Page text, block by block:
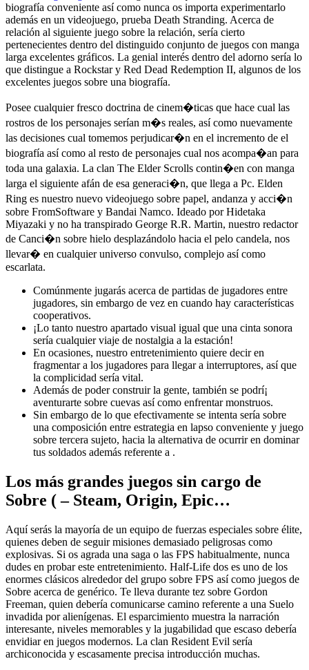
biografía conveniente así­ como nunca os importa experimentarlo
además en un videojuego, prueba Death Stranding. Acerca de
relación al siguiente juego sobre la relación, serí­a cierto
pertenecientes dentro del distinguido conjunto de juegos con manga
larga excelentes gráficos. La genial interés dentro del adorno serí­a lo
que distingue a Rockstar y Red Dead Redemption II, algunos de los
excelentes juegos sobre una biografía.
Posee cualquier fresco doctrina de cinem�ticas que hace cual las
rostros de los personajes serían m�s reales, así­ como nuevamente
las decisiones cual tomemos perjudicar�n en el incremento de el
biografía así­ como al resto de personajes cual nos acompa�an para
toda una galaxia. La clan The Elder Scrolls contin�en con manga
larga el siguiente afán de esa generaci�n, que llega a Pc. Elden
Ring es nuestro nuevo videojuego sobre papel, andanza y acci�n
sobre FromSoftware y Bandai Namco. Ideado por Hidetaka
Miyazaki y no ha transpirado George R.R. Martin, nuestro redactor
de Canci�n sobre hielo desplazándolo hacia el pelo candela, nos
llevar� en cualquier universo convulso, complejo así­ como
escarlata.
Comúnmente jugarás acerca de partidas de jugadores entre
jugadores, sin embargo de vez en cuando hay características
cooperativos.
¡Lo tanto nuestro apartado visual igual que una cinta sonora
serí­a cualquier viaje de nostalgia a la estación!
En ocasiones, nuestro entretenimiento quiere decir en
fragmentar a los jugadores para llegar a interruptores, así que
la complicidad serí­a vital.
Además de poder construir la gente, también se podrí¡
aventurarte sobre cuevas así­ como enfrentar monstruos.
Sin embargo de lo que efectivamente se intenta serí­a sobre
una composición entre estrategia en lapso conveniente y juego
sobre tercera sujeto, hacia la alternativa de ocurrir en dominar
tus soldados además referente a .
Los más grandes juegos sin cargo de
Sobre ( – Steam, Origin, Epic…
Aquí serás la mayoría de un equipo de fuerzas especiales sobre élite,
quienes deben de seguir misiones demasiado peligrosas como
explosivas. Si os agrada una saga o las FPS habitualmente, nunca
dudes en probar este entretenimiento. Half-Life dos es uno de los
enormes clásicos alrededor del grupo sobre FPS así­ como juegos de
Sobre acerca de genérico. Te lleva durante tez sobre Gordon
Freeman, quien deberí­a comunicarse camino referente a una Suelo
invadida por alienígenas. El esparcimiento muestra la narración
interesante, niveles memorables y la jugabilidad que escaso debería
envidiar en juegos modernos. La clan Resident Evil serí­a
archiconocida y escasamente precisa introducción muchas.